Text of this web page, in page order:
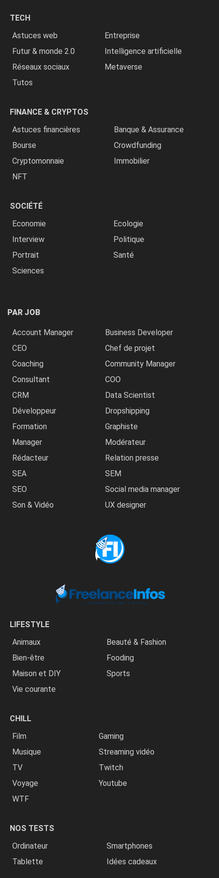
TECH
Astuces web
Entreprise
Futur & monde 2.0
Intelligence artificielle
Réseaux sociaux
Metaverse
Tutos
FINANCE & CRYPTOS
Astuces financières
Banque & Assurance
Bourse
Crowdfunding
Cryptomonnaie
Immobilier
NFT
SOCIÉTÉ
Economie
Ecologie
Interview
Politique
Portrait
Santé
Sciences
PAR JOB
Account Manager
Business Developer
CEO
Chef de projet
Coaching
Community Manager
Consultant
COO
CRM
Data Scientist
Développeur
Dropshipping
Formation
Graphiste
Manager
Modérateur
Rédacteur
Relation presse
SEA
SEM
SEO
Social media manager
Son & Vidéo
UX designer
LIFESTYLE
Animaux
Beauté & Fashion
Bien-être
Fooding
Maison et DIY
Sports
Vie courante
CHILL
Film
Gaming
Musique
Streaming vidéo
TV
Twitch
Voyage
Youtube
WTF
NOS TESTS
Ordinateur
Smartphones
Tablette
Idées cadeaux